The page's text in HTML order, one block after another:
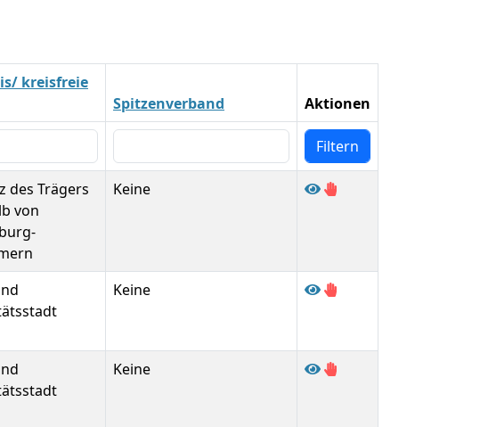
kreisfreie
Spitzenverband Aktionen
des Trägers
von
Keine
Keine
Keine